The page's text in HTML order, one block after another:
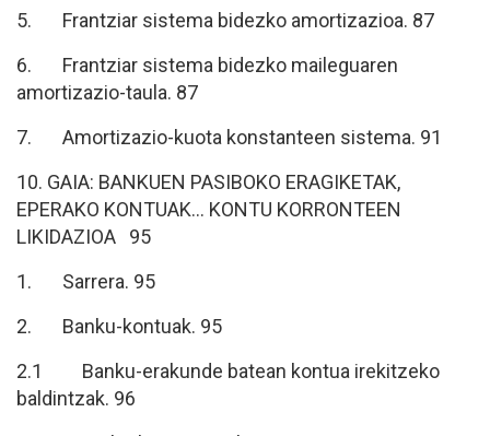
5. Frantziar sistema bidezko amortizazioa. 87
6. Frantziar sistema bidezko maileguaren
amortizazio-taula. 87
7. Amortizazio-kuota konstanteen sistema. 91
10. GAIA: BANKUEN PASIBOKO ERAGIKETAK,
EPERAKO KONTUAK… KONTU KORRONTEEN
LIKIDAZIOA 95
1. Sarrera. 95
2. Banku-kontuak. 95
2.1 Banku-erakunde batean kontua irekitzeko
baldintzak. 96